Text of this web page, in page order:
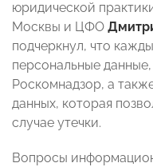
юридической
Москвы и ЦФО
подчеркнул, что
персональные
Роскомнадзор, а
данных, которая
случае утечки.
Вопросы